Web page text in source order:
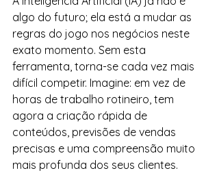
algo do futuro; ela está a mudar as
regras do jogo nos negócios neste
exato momento. Sem esta
ferramenta, torna-se cada vez mais
difícil competir. Imagine: em vez de
horas de trabalho rotineiro, tem
agora a criação rápida de
conteúdos, previsões de vendas
precisas e uma compreensão muito
mais profunda dos seus clientes.